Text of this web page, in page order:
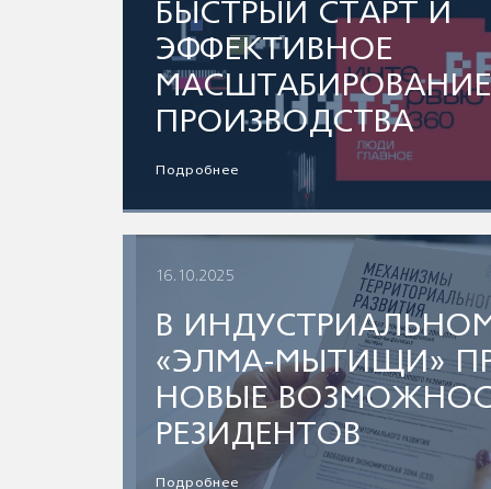
БЫСТРЫЙ СТАРТ И
ЭФФЕКТИВНОЕ
МАСШТАБИРОВАНИЕ
ПРОИЗВОДСТВА
Подробнее
16.10.2025
В
«ЭЛМА-МЫТИЩИ»
НОВЫЕ
РЕЗИДЕНТОВ
Подробнее